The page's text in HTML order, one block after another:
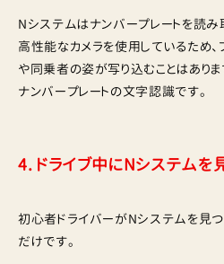
Nシステムはナンバープレートを読み
高性能なカメラを使用しているため
や同乗者の姿が写り込むことはありま
ナンバープレートの文字認識です。
4. ドライブ中にNシステムを
初心者ドライバーがNシステムを見
だけです。